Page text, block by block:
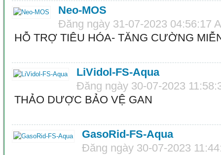
Neo-MOS
Đăng ngày 31-07-2023 04:56:17
HỖ TRỢ TIÊU HÓA- TĂNG CƯỜNG
LiVidol-FS-Aqua
Đăng ngày 30-07-2023
THẢO DƯỢC BẢO VỆ GAN
GasoRid-FS-Aqua
Đăng ngày 30-07-2023